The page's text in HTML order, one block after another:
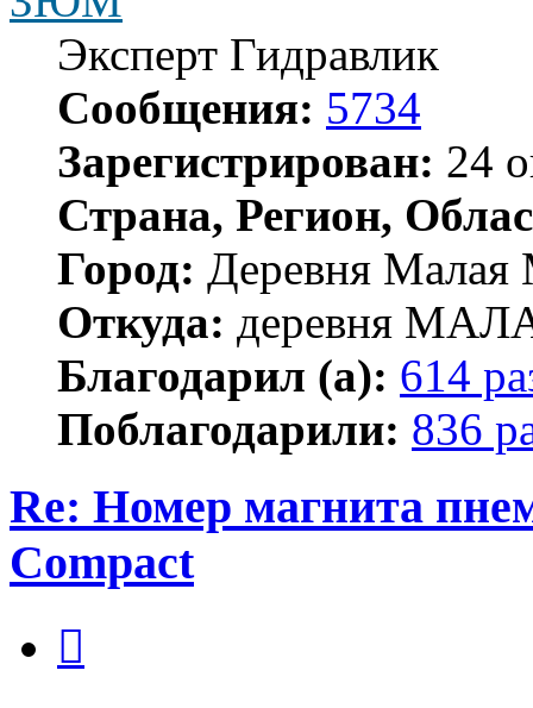
Эксперт Гидравлик
Сообщения: 5734
Зарегистрирован: 24
Страна, Регион,
Город: Деревня Малая
Откуда: деревня
Благодарил (а): 614
Поблагодарили: 836
Re: Номер магнита
Compact